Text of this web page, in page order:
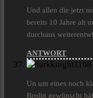
Und allen die jetzt
bereits 10 Jahre alt
durchaus
ANTWORT
Un um eines noch
Brolin gewünscht